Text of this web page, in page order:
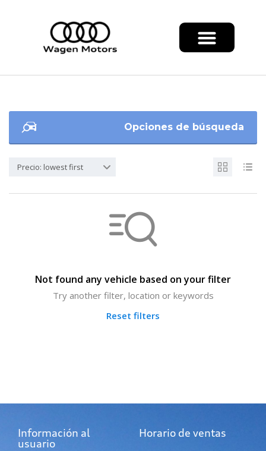
Opciones de búsqueda
Precio: lowest first
Not found any vehicle based on your filter
Try another filter, location or keywords
Reset filters
Información al
usuario
Horario de ventas